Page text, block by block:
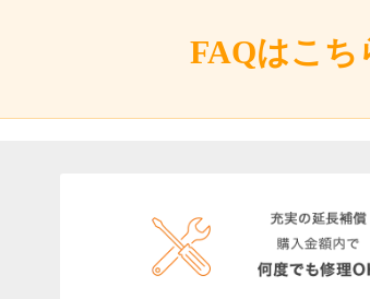
FAQはこち